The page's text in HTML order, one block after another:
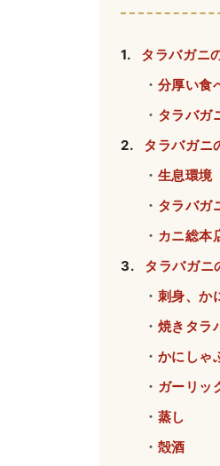
1.
タラバガニ
・ 分厚い食
・ タラバガ
2.
タラバガニ
・ 生息環境
・ タラバガ
・ カニ総本
3.
タラバガニ
・ 刺身、か
・ 焼きタラ
・ かにしゃ
・ ガーリッ
・ 蒸し
・ 殻酒